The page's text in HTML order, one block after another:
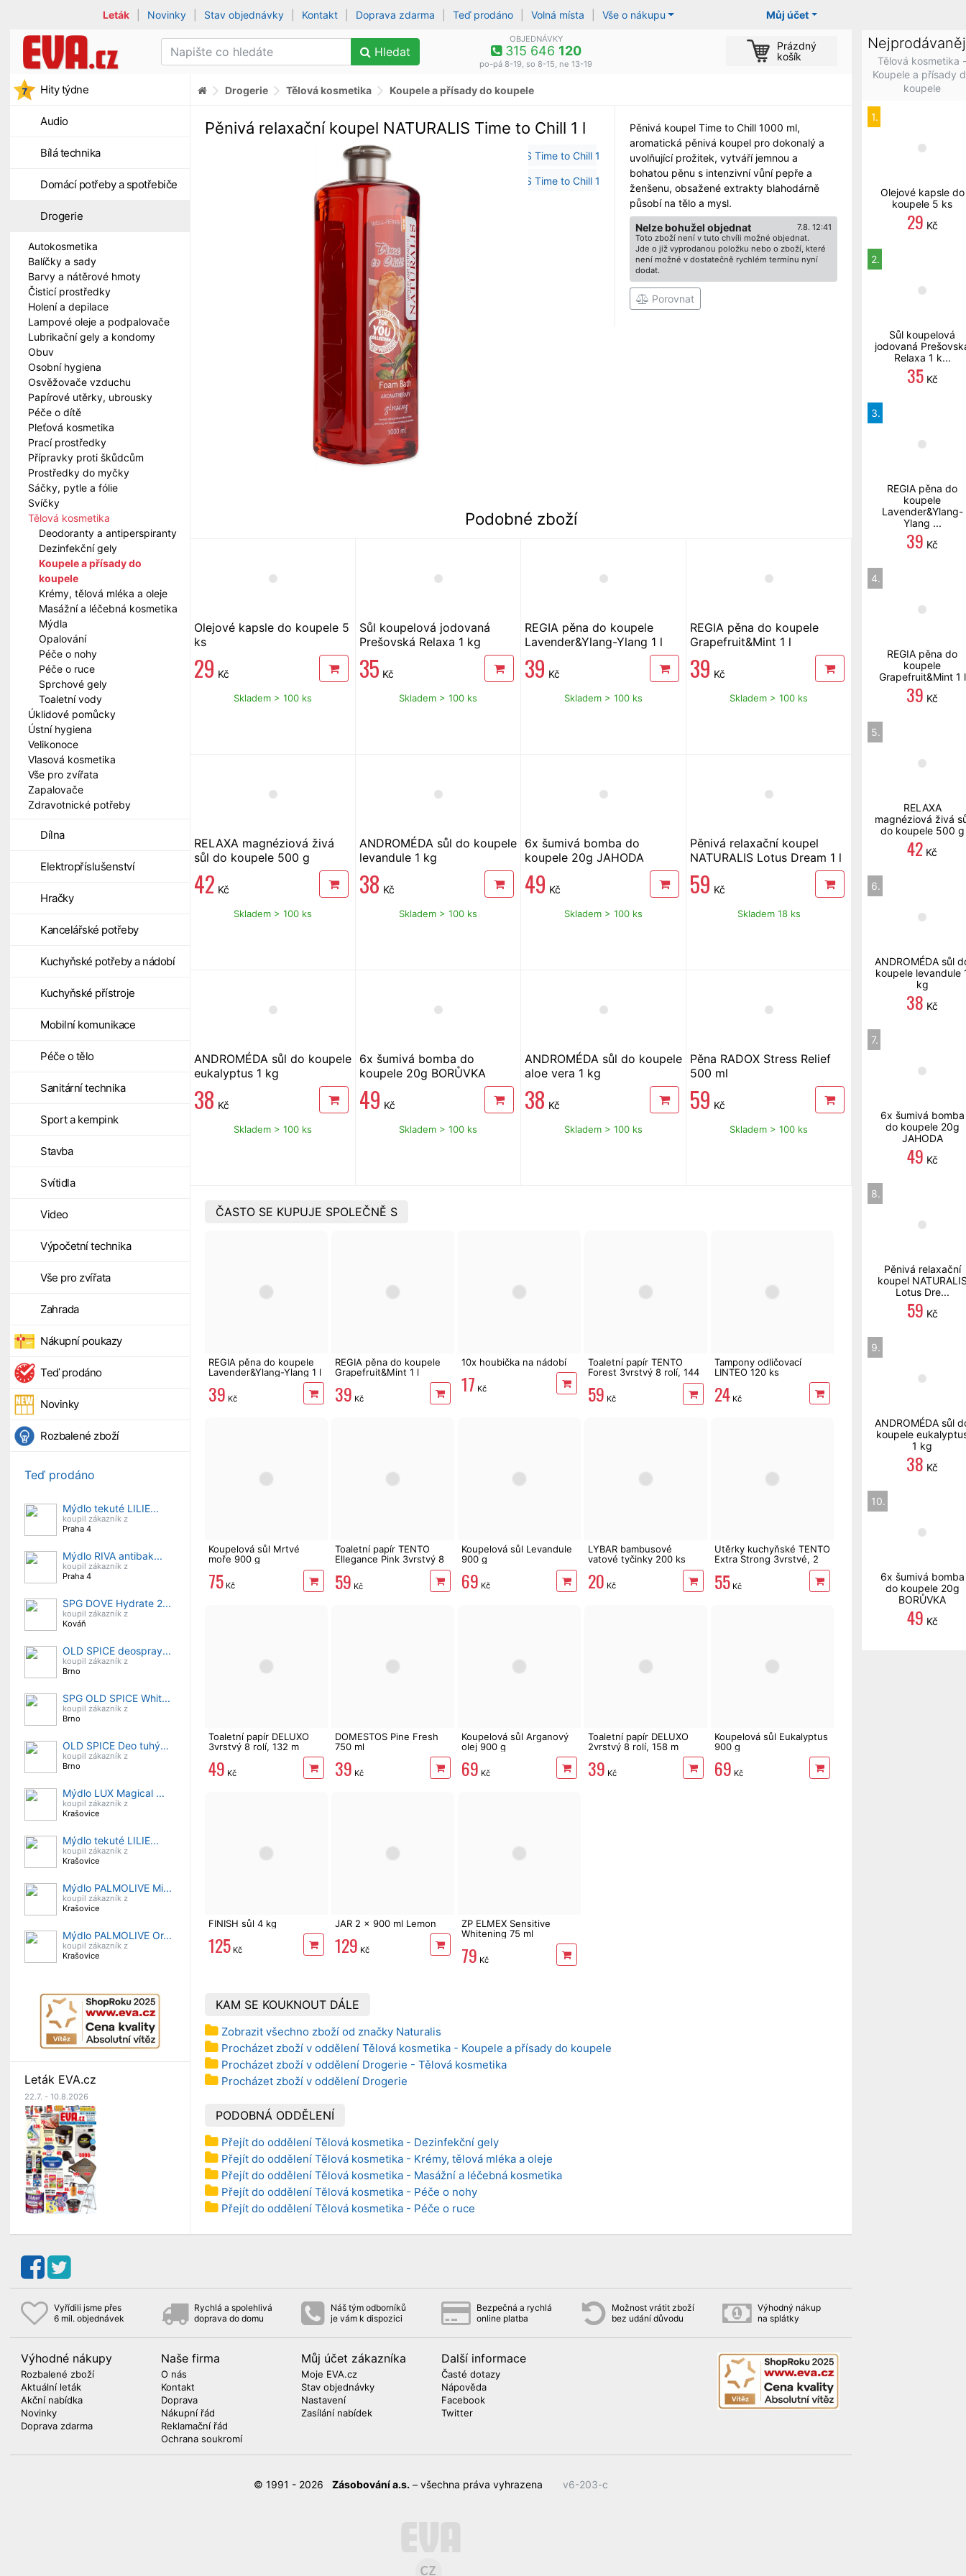
Můj účet
Leták Novinky Stav objednávky Kontakt Doprava zdarma Teď prodáno Volná místa Vše o nákupu
Hledat
OBJEDNÁVKY
315 646 120
po-pá 8-19, so 8-15, ne 13-19
Prázdný
košík
Hity týdne
Audio
Bílá technika
Domácí potřeby a spotřebiče
Drogerie
Autokosmetika
Balíčky a sady
Barvy a nátěrové hmoty
Čisticí prostředky
Holení a depilace
Lampové oleje a podpalovače
Lubrikační gely a kondomy
Obuv
Osobní hygiena
Osvěžovače vzduchu
Papírové utěrky, ubrousky
Péče o dítě
Pleťová kosmetika
Prací prostředky
Přípravky proti škůdcům
Prostředky do myčky
Sáčky, pytle a fólie
Svíčky
Tělová kosmetika
Deodoranty a antiperspiranty
Dezinfekční gely
Koupele a přísady do
koupele
Krémy, tělová mléka a oleje
Masážní a léčebná kosmetika
Mýdla
Opalování
Péče o nohy
Péče o ruce
Sprchové gely
Toaletní vody
Úklidové pomůcky
Ústní hygiena
Velikonoce
Vlasová kosmetika
Vše pro zvířata
Zapalovače
Zdravotnické potřeby
Dílna
Elektropříslušenství
Hračky
Kancelářské potřeby
Kuchyňské potřeby a nádobí
Kuchyňské přístroje
Mobilní komunikace
Péče o tělo
Sanitární technika
Sport a kempink
Stavba
Svítidla
Video
Výpočetní technika
Vše pro zvířata
Zahrada
Nákupní poukazy
Teď prodáno
Novinky
Rozbalené zboží
Teď prodáno
Mýdlo tekuté LILIE...
koupil zákazník z
Praha 4
Mýdlo RIVA antibak...
koupil zákazník z
Praha 4
SPG DOVE Hydrate 2...
koupil zákazník z
Kováň
OLD SPICE deospray...
koupil zákazník z
Brno
SPG OLD SPICE Whit...
koupil zákazník z
Brno
OLD SPICE Deo tuhý...
koupil zákazník z
Brno
Mýdlo LUX Magical ...
koupil zákazník z
Krašovice
Mýdlo tekuté LILIE...
koupil zákazník z
Krašovice
Mýdlo PALMOLIVE Mi...
koupil zákazník z
Krašovice
Mýdlo PALMOLIVE Or...
koupil zákazník z
Krašovice
Leták EVA.cz
22.7. - 10.8.2026
Drogerie Tělová kosmetika Koupele a přísady do koupele
Pěnivá koupel Time to Chill 1000 ml,
aromatická pěnivá koupel pro dokonalý a
uvolňující prožitek, vytváří jemnou a
bohatou pěnu s intenzivní vůní pepře a
ženšenu, obsažené extrakty blahodárně
působí na tělo a mysl.
7.8. 12:41
Nelze bohužel objednat
Toto zboží není v tuto chvíli možné objednat.
Jde o již vyprodanou položku nebo o zboží, které
není možné v dostatečně rychlém termínu nyní
dodat.
Porovnat
Pěnivá relaxační koupel NATURALIS Time to Chill 1 l
Podobné zboží
Olejové kapsle do koupele 5
ks
29 Kč
Skladem > 100 ks
Sůl koupelová jodovaná
Prešovská Relaxa 1 kg
35 Kč
Skladem > 100 ks
REGIA pěna do koupele
Lavender&Ylang-Ylang 1 l
39 Kč
Skladem > 100 ks
REGIA pěna do koupele
Grapefruit&Mint 1 l
39 Kč
Skladem > 100 ks
RELAXA magnéziová živá
sůl do koupele 500 g
42 Kč
Skladem > 100 ks
ANDROMÉDA sůl do koupele
levandule 1 kg
38 Kč
Skladem > 100 ks
6x šumivá bomba do
koupele 20g JAHODA
49 Kč
Skladem > 100 ks
Pěnivá relaxační koupel
NATURALIS Lotus Dream 1 l
59 Kč
Skladem 18 ks
ANDROMÉDA sůl do koupele
eukalyptus 1 kg
38 Kč
Skladem > 100 ks
6x šumivá bomba do
koupele 20g BORŮVKA
49 Kč
Skladem > 100 ks
ANDROMÉDA sůl do koupele
aloe vera 1 kg
38 Kč
Skladem > 100 ks
Pěna RADOX Stress Relief
500 ml
59 Kč
Skladem > 100 ks
ČASTO SE KUPUJE SPOLEČNĚ S
REGIA pěna do koupele
Lavender&Ylang-Ylang 1 l
39 Kč
REGIA pěna do koupele
Grapefruit&Mint 1 l
39 Kč
10x houbička na nádobí
17 Kč
Toaletní papír TENTO
Forest 3vrstvý 8 rolí, 144
59 Kč
Tampony odličovací
LINTEO 120 ks
24 Kč
Koupelová sůl Mrtvé
moře 900 g
75 Kč
Toaletní papír TENTO
Ellegance Pink 3vrstvý 8
59 Kč
Koupelová sůl Levandule
900 g
69 Kč
LYBAR bambusové
vatové tyčinky 200 ks
20 Kč
Utěrky kuchyňské TENTO
Extra Strong 3vrstvé, 2
55 Kč
Toaletní papír DELUXO
3vrstvý 8 rolí, 132 m
49 Kč
DOMESTOS Pine Fresh
750 ml
39 Kč
Koupelová sůl Arganový
olej 900 g
69 Kč
Toaletní papír DELUXO
2vrstvý 8 rolí, 158 m
39 Kč
Koupelová sůl Eukalyptus
900 g
69 Kč
FINISH sůl 4 kg
125 Kč
JAR 2 x 900 ml Lemon
129 Kč
ZP ELMEX Sensitive
Whitening 75 ml
79 Kč
KAM SE KOUKNOUT DÁLE
Zobrazit všechno zboží od značky Naturalis
Procházet zboží v oddělení Tělová kosmetika - Koupele a přísady do koupele
Procházet zboží v oddělení Drogerie - Tělová kosmetika
Procházet zboží v oddělení Drogerie
PODOBNÁ ODDĚLENÍ
Přejít do oddělení Tělová kosmetika - Dezinfekční gely
Přejít do oddělení Tělová kosmetika - Krémy, tělová mléka a oleje
Přejít do oddělení Tělová kosmetika - Masážní a léčebná kosmetika
Přejít do oddělení Tělová kosmetika - Péče o nohy
Přejít do oddělení Tělová kosmetika - Péče o ruce
Vyřídili jsme přes
6 mil. objednávek
Rychlá a spolehlivá
doprava do domu
Náš tým odborníků
je vám k dispozici
Bezpečná a rychlá
online platba
Možnost vrátit zboží
bez udání důvodu
Výhodný nákup
na splátky
Výhodné nákupy
Rozbalené zboží
Aktuální leták
Akční nabídka
Novinky
Doprava zdarma
Naše firma
O nás
Kontakt
Doprava
Nákupní řád
Reklamační řád
Ochrana soukromí
Můj účet zákazníka
Moje EVA.cz
Stav objednávky
Nastavení
Zasílání nabídek
Další informace
Časté dotazy
Nápověda
Facebook
Twitter
© 1991 - 2026 Zásobování a.s. – všechna práva vyhrazena v6-203-c
Tělová kosmetika -
Koupele a přísady
koupele
1.
Olejové kapsle do
koupele 5 ks
29 Kč
2.
Sůl koupelová
jodovaná
Relaxa 1 k...
35Kč
3.
REGIA pěna do
koupele
Lavender&Ylang-
Ylang ...
39 Kč
4.
REGIA pěna do
koupele
Grapefruit&Mint 1 l
39 Kč
5.
RELAXA
magnéziová živá
do koupele 500 g
42 Kč
6.
ANDROMÉDA sůl
koupele levandule
kg
38 Kč
7.
6x šumivá bomba
do koupele 20g
JAHODA
49 Kč
8.
Pěnivá relaxační
koupel
Lotus Dre...
59 Kč
9.
ANDROMÉDA sůl
koupele
1 kg
38 Kč
10.
6x šumivá bomba
do koupele 20g
BORŮVKA
49 Kč